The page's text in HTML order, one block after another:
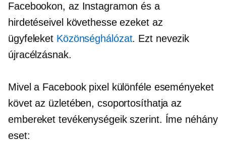
Facebookon, az Instagramon és a
hirdetéseivel követhesse ezeket az
ügyfeleket Közönséghálózat. Ezt nevezik
újracélzásnak.
Mivel a Facebook pixel különféle eseményeket
követ az üzletében, csoportosíthatja az
embereket tevékenységeik szerint. Íme néhány
eset: